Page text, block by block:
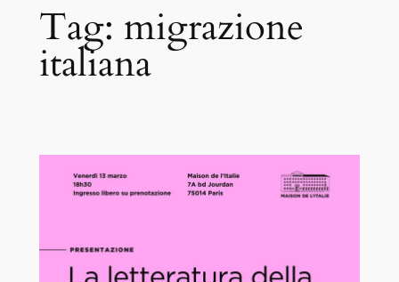
Tag: migrazione
italiana